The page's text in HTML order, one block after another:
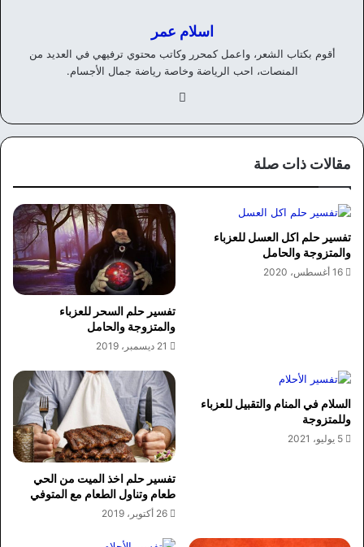
اسلام عمر
أقوم بكتاب الشعر، واعمل كمحرر وكاتب محتوي ترفيهي في العديد من
المنصات، احب الرياضة وخاصة رياضة جمال الأجسام.
وك
مقالات ذات صلة
تفسير حلم اكل العسل للعزباء
والمتزوجة والحامل
16 أغسطس، 2020
تفسير حلم السحر للعزباء
والمتزوجة والحامل
21 ديسمبر، 2019
السلام في المنام والتقبيل للعزباء
وللمتزوجة
5 يوليو، 2021
تفسير حلم اخذ الميت من الحي
طعام وتناول الطعام مع المتوفي
26 أكتوبر، 2019